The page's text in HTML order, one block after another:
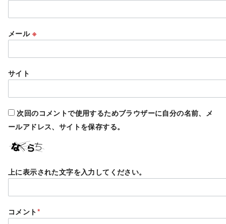
メール ※
サイト
次回のコメントで使用するためブラウザーに自分の名前、メ
ールアドレス、サイトを保存する。
上に表示された文字を入力してください。
コメント*